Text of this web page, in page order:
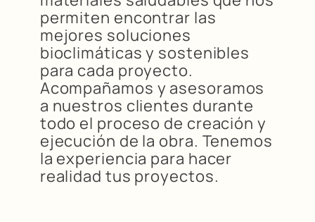
permiten encontrar las
mejores soluciones
bioclimáticas y sostenibles
para cada proyecto.
Acompañamos y asesoramos
a nuestros clientes durante
todo el proceso de creación y
ejecución de la obra. Tenemos
la experiencia para hacer
realidad tus proyectos.